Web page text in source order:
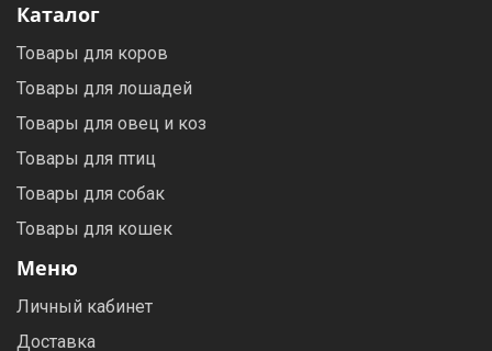
Каталог
Товары для коров
Товары для лошадей
Товары для овец и коз
Товары для птиц
Товары для собак
Товары для кошек
Меню
Личный кабинет
Доставка